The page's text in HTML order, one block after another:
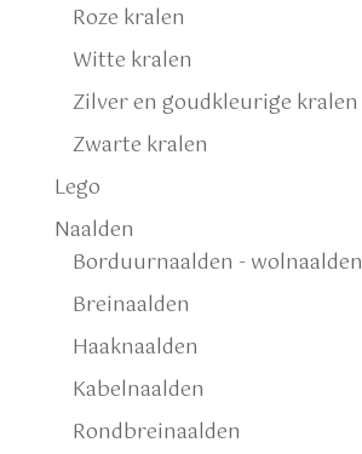
Roze kralen
Witte kralen
Zilver en goudkleurige kralen
Zwarte kralen
Lego
Naalden
Borduurnaalden - wolnaalden
Breinaalden
Haaknaalden
Kabelnaalden
Rondbreinaalden